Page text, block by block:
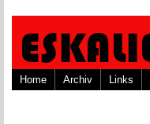
Home Archiv Links